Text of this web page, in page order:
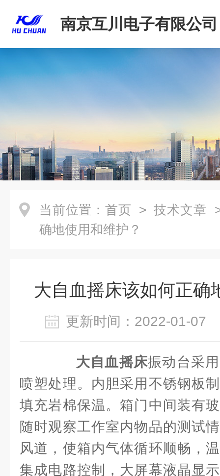
南京互川电子有限公司
当前位置： 首页 > 技术文章
确地使用和维护？
大自血摇床该如何正确
更新时间：2022-01-
大自血摇床振动台采
喷塑处理。内胆采用不锈钢板
填充岩棉保温。箱门中间装有
随时观察工作室内物品的测试
风道，使箱内气体循环顺畅，
集成电路控制，大屏幕液晶显